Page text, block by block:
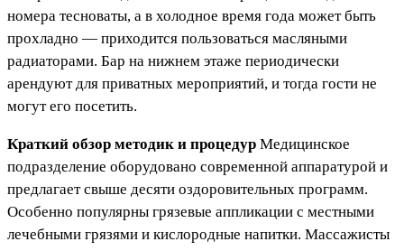
номера тесноваты, а в холодное время года может быть
прохладно — приходится пользоваться масляными
радиаторами. Бар на нижнем этаже периодически
арендуют для приватных мероприятий, и тогда гости не
могут его посетить.
Краткий обзор методик и процедур Медицинское
подразделение оборудовано современной аппаратурой и
предлагает свыше десяти оздоровительных программ.
Особенно популярны грязевые аппликации с местными
лечебными грязями и кислородные напитки. Массажисты